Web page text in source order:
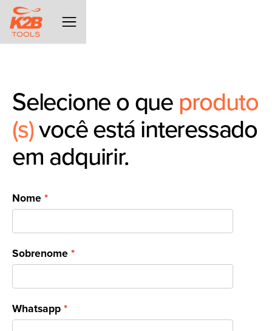
Selecione o queproduto
(s)você está interessado
em adquirir.
Nome
Sobrenome
Whatsapp